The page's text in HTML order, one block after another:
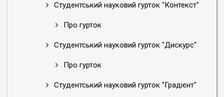
Студентський науковий гурток "Контекст"
Про гурток
Студентський науковий гурток "Дискурс"
Про гурток
Студентський науковий гурток "Градієнт"